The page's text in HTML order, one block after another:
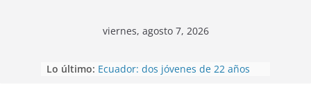
viernes, agosto 7, 2026
Lo último: Ecuador: dos jóvenes de 22 años